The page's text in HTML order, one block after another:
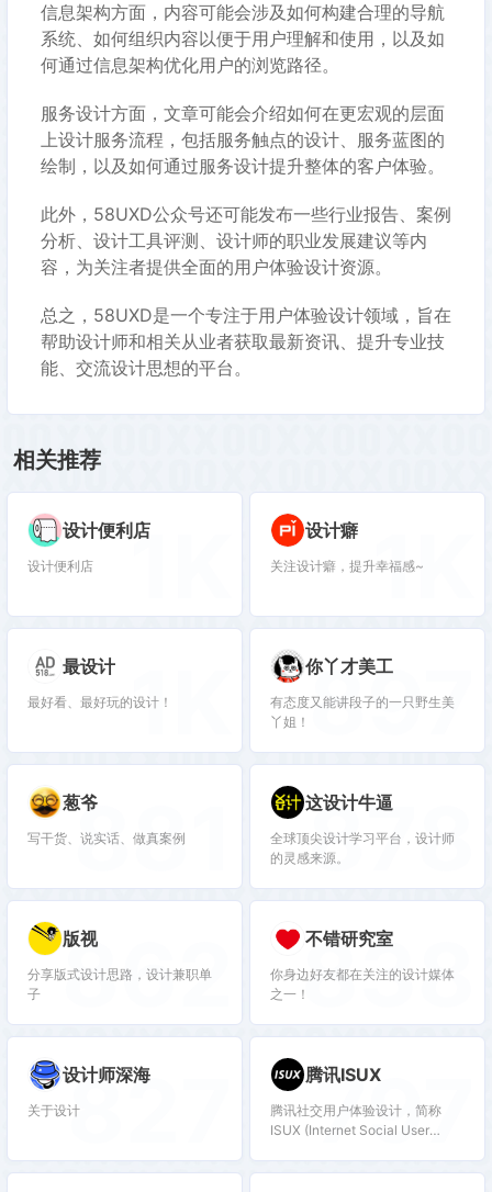
信息架构方面，内容可能会涉及如何构建合理的导航
系统、如何组织内容以便于用户理解和使用，以及如
何通过信息架构优化用户的浏览路径。
服务设计方面，文章可能会介绍如何在更宏观的层面
上设计服务流程，包括服务触点的设计、服务蓝图的
绘制，以及如何通过服务设计提升整体的客户体验。
此外，58UXD公众号还可能发布一些行业报告、案例
分析、设计工具评测、设计师的职业发展建议等内
容，为关注者提供全面的用户体验设计资源。
总之，58UXD是一个专注于用户体验设计领域，旨在
帮助设计师和相关从业者获取最新资讯、提升专业技
能、交流设计思想的平台。
相关推荐
设计便利店
设计便利店 1K 设计癖
关注设计癖，提升幸福感~
1K
最设计
最好看、最好玩的设计！
1K 你丫才美工
有态度又能讲段子的一只野生美
丫姐！ 897
葱爷
写干货、说实话、做真案例
881 这设计牛逼
全球顶尖设计学习平台，设计师
的灵感来源。878
版视
分享版式设计思路，设计兼职单
子
862 不错研究室
你身边好友都在关注的设计媒体
之一！838
设计师深海
关于设计827 腾讯ISUX
腾讯社交用户体验设计，简称
ISUX (Internet Social User
队， 负责腾讯社交网络相关产品
797